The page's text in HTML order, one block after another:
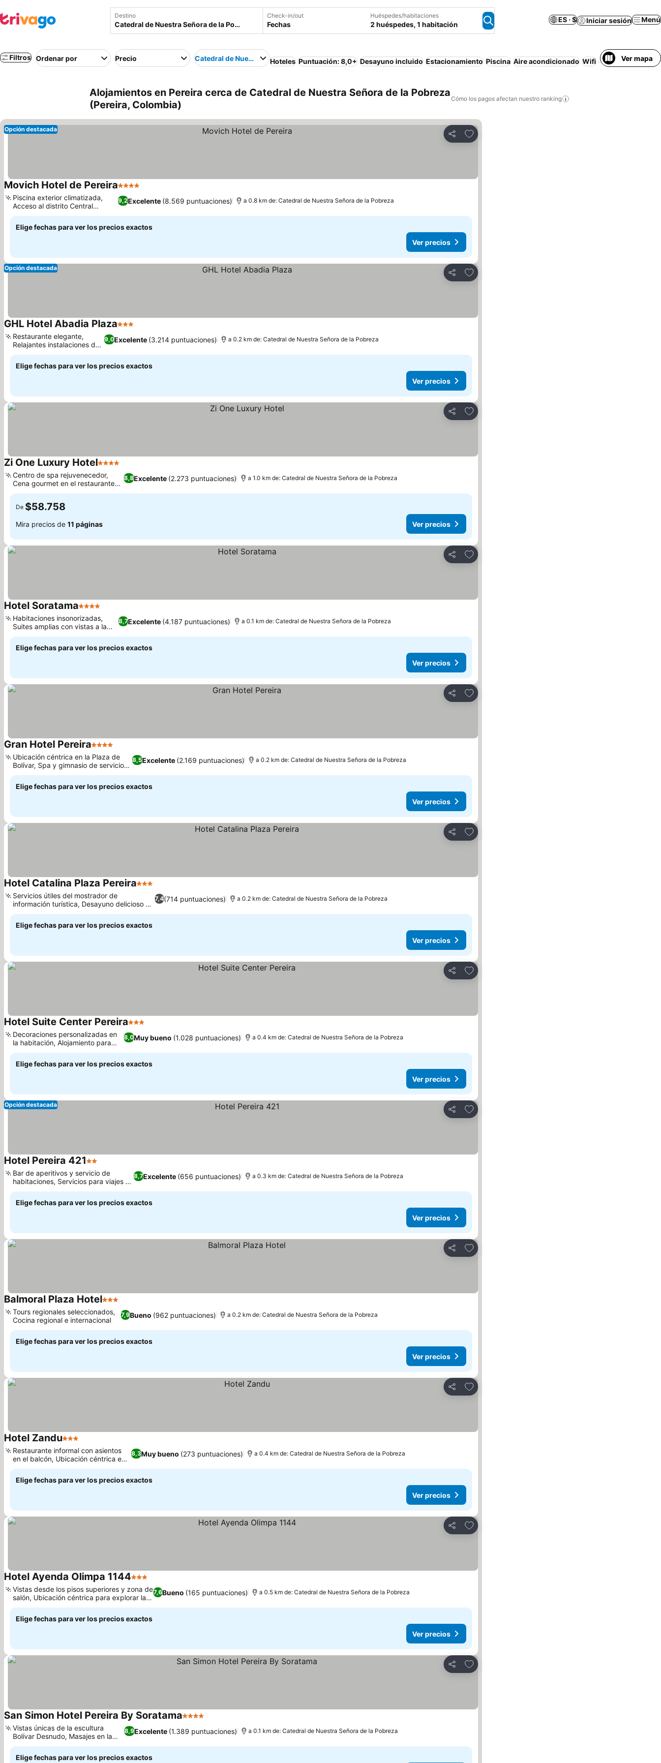
Destino Check-in/out
Fechas
Huéspedes/habitaciones
2 huéspedes, 1 habitación
ES · $ Iniciar sesión Menú
Filtros Ordenar por Precio Catedral de Nuestra Señora de la Pobreza
Hoteles Puntuación: 8,0+ Desayuno incluido Estacionamiento Piscina Aire acondicionado Wifi Apartamento
Ver mapa
Alojamientos en Pereira cerca de Catedral de Nuestra Señora de la Pobreza
(Pereira, Colombia)
Cómo los pagos afectan nuestro ranking
Compartir
Agregar a favoritos
Opción destacada
Movich Hotel de Pereira4 Estrellas
9,2Excelente (8.569 puntuaciones)
Piscina exterior climatizada,
Acceso al distrito Central
Circunvalar
a 0.8 km de: Catedral de Nuestra Señora de la Pobreza
Elige fechas para ver los precios exactos
Ver precios
Compartir
Agregar a favoritos
Opción destacada
GHL Hotel Abadia Plaza3 Estrellas
9,0Excelente (3.214 puntuaciones)
Restaurante elegante,
Relajantes instalaciones de
spa
a 0.2 km de: Catedral de Nuestra Señora de la Pobreza
Elige fechas para ver los precios exactos
Ver precios
Compartir
Agregar a favoritos
Zi One Luxury Hotel4 Estrellas
8,8Excelente (2.273 puntuaciones)
Centro de spa rejuvenecedor,
Cena gourmet en el restaurante
FuZIone
a 1.0 km de: Catedral de Nuestra Señora de la Pobreza
De $58.758
Mira precios de 11 páginas Ver precios
Compartir
Agregar a favoritos
Hotel Soratama4 Estrellas
8,7Excelente (4.187 puntuaciones)
Habitaciones insonorizadas,
Suites amplias con vistas a la
ciudad
a 0.1 km de: Catedral de Nuestra Señora de la Pobreza
Elige fechas para ver los precios exactos
Ver precios
Compartir
Agregar a favoritos
Gran Hotel Pereira4 Estrellas
8,5Excelente (2.169 puntuaciones)
Ubicación céntrica en la Plaza de
Bolívar, Spa y gimnasio de servicio
completo
a 0.2 km de: Catedral de Nuestra Señora de la Pobreza
Elige fechas para ver los precios exactos
Ver precios
Compartir
Agregar a favoritos
Hotel Catalina Plaza Pereira3 Estrellas
7,4(714 puntuaciones)
Servicios útiles del mostrador de
información turística, Desayuno delicioso y
completo
a 0.2 km de: Catedral de Nuestra Señora de la Pobreza
Elige fechas para ver los precios exactos
Ver precios
Compartir
Agregar a favoritos
Hotel Suite Center Pereira3 Estrellas
8,0Muy bueno (1.028 puntuaciones)
Decoraciones personalizadas en
la habitación, Alojamiento para
familias
a 0.4 km de: Catedral de Nuestra Señora de la Pobreza
Elige fechas para ver los precios exactos
Ver precios
Compartir
Agregar a favoritos
Opción destacada
Hotel Pereira 4212 Estrellas
8,7Excelente (656 puntuaciones)
Bar de aperitivos y servicio de
habitaciones, Servicios para viajes de
negocios
a 0.3 km de: Catedral de Nuestra Señora de la Pobreza
Elige fechas para ver los precios exactos
Ver precios
Compartir
Agregar a favoritos
Balmoral Plaza Hotel3 Estrellas
7,9Bueno (962 puntuaciones)
Tours regionales seleccionados,
Cocina regional e internacional
a 0.2 km de: Catedral de Nuestra Señora de la Pobreza
Elige fechas para ver los precios exactos
Ver precios
Compartir
Agregar a favoritos
Hotel Zandu3 Estrellas
8,3Muy bueno (273 puntuaciones)
Restaurante informal con asientos
en el balcón, Ubicación céntrica en
Pereira
a 0.4 km de: Catedral de Nuestra Señora de la Pobreza
Elige fechas para ver los precios exactos
Ver precios
Compartir
Agregar a favoritos
Hotel Ayenda Olimpa 11443 Estrellas
7,6Bueno (165 puntuaciones)
Vistas desde los pisos superiores y zona de
salón, Ubicación céntrica para explorar la
ciudad
a 0.5 km de: Catedral de Nuestra Señora de la Pobreza
Elige fechas para ver los precios exactos
Ver precios
Compartir
Agregar a favoritos
San Simon Hotel Pereira By Soratama4 Estrellas
8,9Excelente (1.389 puntuaciones)
Vistas únicas de la escultura
Bolívar Desnudo, Masajes en la
habitación
a 0.1 km de: Catedral de Nuestra Señora de la Pobreza
Elige fechas para ver los precios exactos